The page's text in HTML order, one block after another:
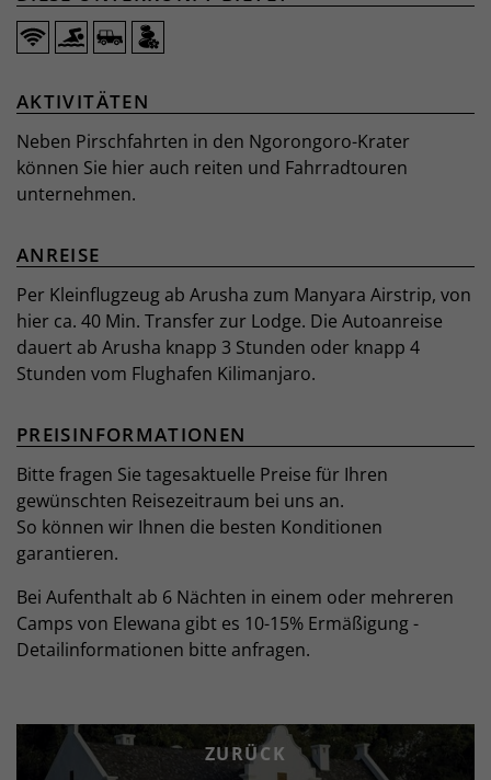
AKTIVITÄTEN
Neben Pirschfahrten in den Ngorongoro-Krater
können Sie hier auch reiten und Fahrradtouren
unternehmen.
ANREISE
Per Kleinflugzeug ab Arusha zum Manyara Airstrip, von
hier ca. 40 Min. Transfer zur Lodge. Die Autoanreise
dauert ab Arusha knapp 3 Stunden oder knapp 4
Stunden vom Flughafen Kilimanjaro.
PREISINFORMATIONEN
Bitte fragen Sie tagesaktuelle Preise für Ihren
gewünschten Reisezeitraum bei uns an.
So können wir Ihnen die besten Konditionen
garantieren.
Bei Aufenthalt ab 6 Nächten in einem oder mehreren
Camps von Elewana gibt es 10-15% Ermäßigung -
Detailinformationen bitte anfragen.
ZURÜCK